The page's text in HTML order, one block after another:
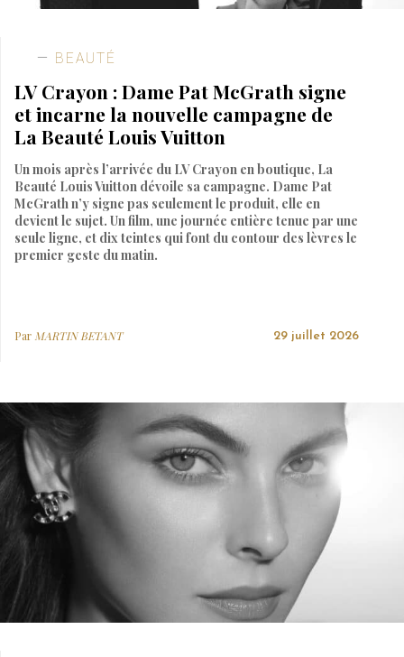
BEAUTÉ
LV Crayon : Dame Pat McGrath signe
et incarne la nouvelle campagne de
La Beauté Louis Vuitton
Un mois après l’arrivée du LV Crayon en boutique, La
Beauté Louis Vuitton dévoile sa campagne. Dame Pat
McGrath n’y signe pas seulement le produit, elle en
devient le sujet. Un film, une journée entière tenue par une
seule ligne, et dix teintes qui font du contour des lèvres le
premier geste du matin.
Par MARTIN BETANT 29 juillet 2026